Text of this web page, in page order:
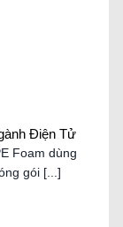
Điện Tử
Foam dùng
gói [...]